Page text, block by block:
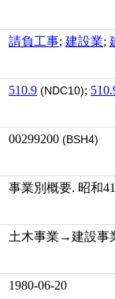
請負工事; 建設業;
510.9 (NDC10);
00299200 (BSH4)
事業別概要. 昭和
土木事業→建設事
1980-06-20